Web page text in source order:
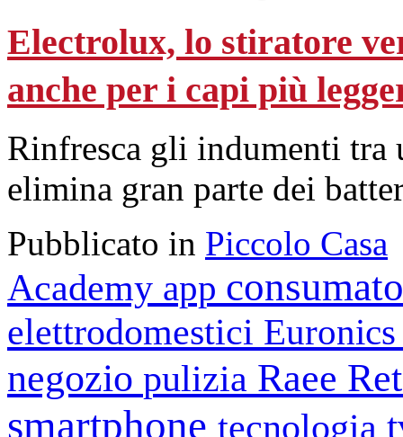
Electrolux, lo stiratore
anche per i capi più
Rinfresca gli indumenti tra
elimina gran parte dei
Pubblicato in Piccolo Casa
Academy app
elettrodomestici
negozio pulizia Raee
smartphone tecnologia